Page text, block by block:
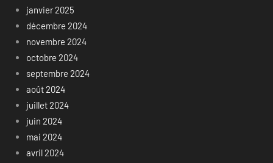
janvier 2025
décembre 2024
novembre 2024
octobre 2024
septembre 2024
août 2024
juillet 2024
juin 2024
mai 2024
avril 2024